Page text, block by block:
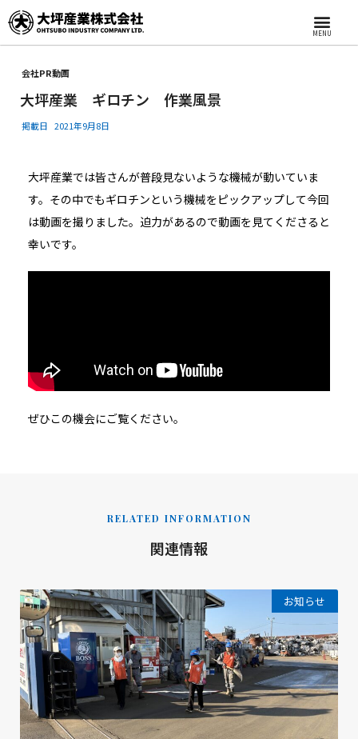
MENU
会社PR動画
大坪産業 ギロチン 作業風景
掲載日 2021年9月8日
大坪産業では皆さんが普段見ないような機械が動いていま
す。その中でもギロチンという機械をピックアップして今回
は動画を撮りました。迫力があるので動画を見てくださると
幸いです。
ぜひこの機会にご覧ください。
RELATED INFORMATION
関連情報
お知らせ